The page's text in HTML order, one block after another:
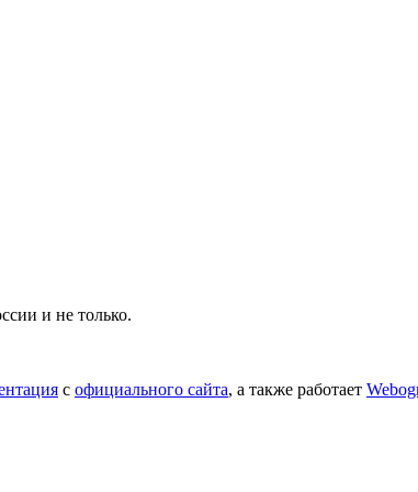
и не только.
с официального сайта, а также работает